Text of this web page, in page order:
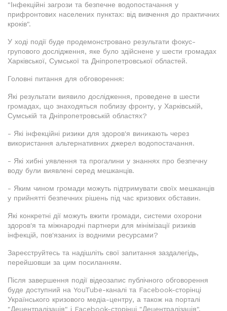
"Інфекційні загрози та безпечне водопостачання у
прифронтових населених пунктах: від вивчення до практичних
кроків".
У ході події буде продемонстровано результати фокус-
групового дослідження, яке було здійснене у шести громадах
Харківської, Сумської та Дніпропетровської областей.
Головні питання для обговорення:
Які результати виявило дослідження, проведене в шести
громадах, що знаходяться поблизу фронту, у Харківській,
Сумській та Дніпропетровській областях?
- Які інфекційні ризики для здоров'я виникають через
використання альтернативних джерел водопостачання.
- Які хибні уявлення та прогалини у знаннях про безпечну
воду були виявлені серед мешканців.
- Яким чином громади можуть підтримувати своїх мешканців
у прийнятті безпечних рішень під час кризових обставин.
Які конкретні дії можуть вжити громади, системи охорони
здоров'я та міжнародні партнери для мінімізації ризиків
інфекцій, пов'язаних із водними ресурсами?
Зареєструйтесь та надішліть свої запитання заздалегідь,
перейшовши за цим посиланням.
Після завершення події відеозапис публічного обговорення
буде доступний на YouTube-каналі та Facebook-сторінці
Українського кризового медіа-центру, а також на порталі
"Децентралізація" і Facebook-сторінці "Децентралізація".